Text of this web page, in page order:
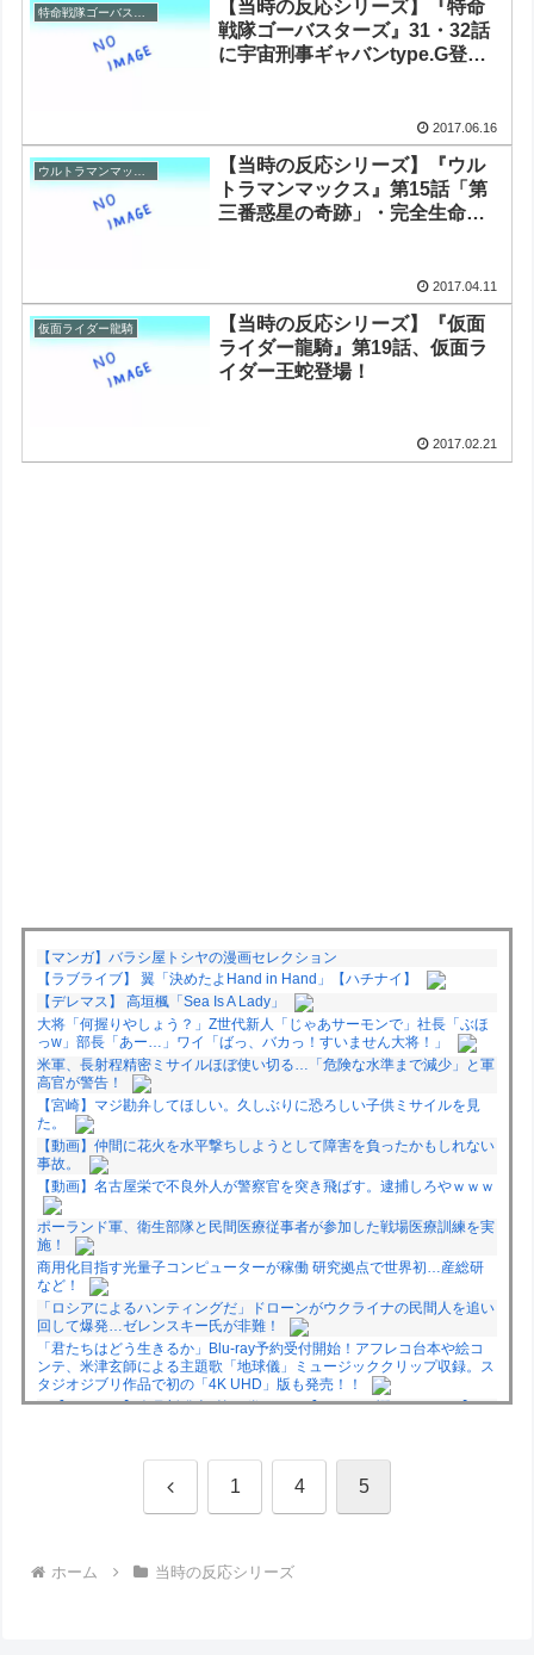
【当時の反応シリーズ】『特命
戦隊ゴーバスターズ』31・32話
に宇宙刑事ギャバンtype.G登
2017.06.16
【当時の反応シリーズ】『ウル
トラマンマックス』第15話「第
三番惑星の奇跡」・完全生命体
2017.04.11
仮面ライダー龍騎
【当時の反応シリーズ】『仮面
ライダー龍騎』第19話、仮面ラ
イダー王蛇登場！
2017.02.21
【マンガ】バラシ屋トシヤの漫画セレクション
【ラブライブ】 翼「決めたよHand in Hand」【ハチナイ】
【デレマス】 高垣楓「Sea Is A Lady」
大将「何握りやしょう？」Z世代新人「じゃあサーモンで」社長「ぶほ
っw」部長「あー…」ワイ「ばっ、バカっ！すいません大将！」
米軍、長射程精密ミサイルほぼ使い切る…「危険な水準まで減少」と軍
高官が警告！
【宮崎】マジ勘弁してほしい。久しぶりに恐ろしい子供ミサイルを見
た。
【動画】仲間に花火を水平撃ちしようとして障害を負ったかもしれない
事故。
【動画】名古屋栄で不良外人が警察官を突き飛ばす。逮捕しろやｗｗｗ
ポーランド軍、衛生部隊と民間医療従事者が参加した戦場医療訓練を実
施！
商用化目指す光量子コンピューターが稼働 研究拠点で世界初…産総研
など！
「ロシアによるハンティングだ」ドローンがウクライナの民間人を追い
回して爆発…ゼレンスキー氏が非難！
「君たちはどう生きるか」Blu-ray予約受付開始！アフレコ台本や絵コ
ンテ、米津玄師による主題歌「地球儀」ミュージッククリップ収録。ス
タジオジブリ作品で初の「4K UHD」版も発売！！
★【ワートリ】今月新発売!!第27巻まとめ【コメント欄まとめます】
験㊳」【コメント欄まとめます】【しばらく固定記事です】
★【ワートリ】風間隊3人≒忍田単騎くらいのイメージかな
前 1 4 5
ホーム 当時の反応シリーズ